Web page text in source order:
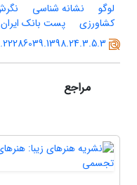
لوگو
نشانه شناسی
کشاورزی
پست بانک ایران
مراجع